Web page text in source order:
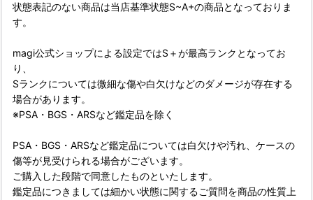
状態表記のない商品は当店基準状態S~A+の商品となっておりま
す。
magi公式ショップによる設定ではS＋が最高ランクとなってお
り、
Sランクについては微細な傷や白欠けなどのダメージが存在する
場合があります。
※PSA・BGS・ARSなど鑑定品を除く
PSA・BGS・ARSなど鑑定品については白欠けや汚れ、ケースの
傷等が見受けられる場合がございます。
ご購入した段階で同意したものといたします。
鑑定品につきましては細かい状態に関するご質問を商品の性質上